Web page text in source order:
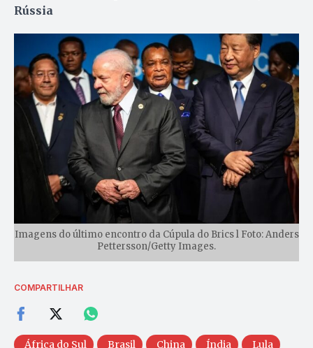
Rússia
Imagens do último encontro da Cúpula do Brics l Foto: Anders
Pettersson/Getty Images.
COMPARTILHAR
África do Sul Brasil China Índia
Lula